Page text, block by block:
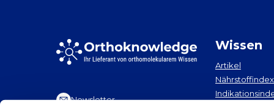
Newsletter
Wissen
Artikel
Nährstoffindex